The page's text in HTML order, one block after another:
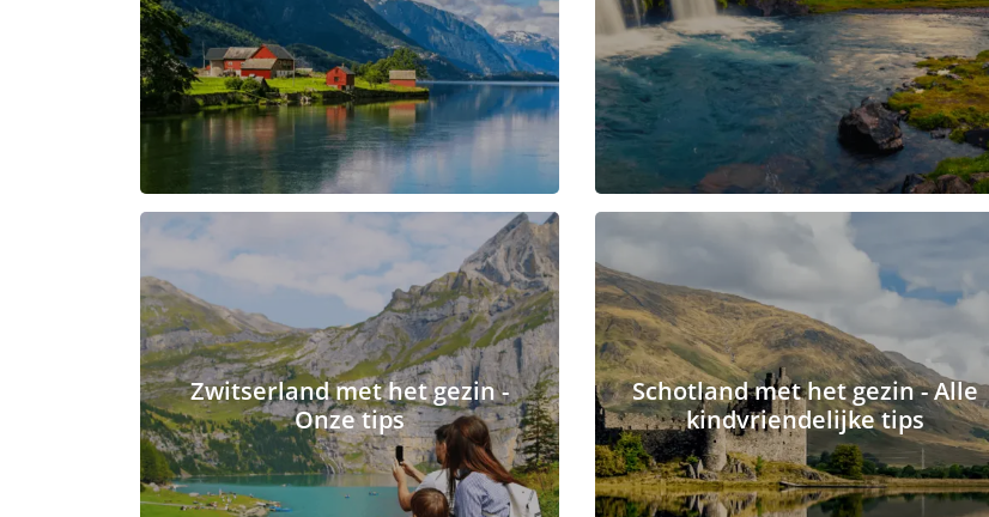
Zwitserland met het gezin -
Onze tips
Schotland met het gezin - Alle
kindvriendelijke tips